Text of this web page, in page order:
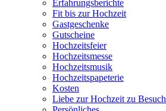
Erfahrungsberichte
Fit bis zur Hochzeit
Gastgeschenke
Gutscheine
Hochzeitsfeier
Hochzeitsmesse
Hochzeitsmusik
Hochzeitspapeterie
Kosten
Liebe zur Hochzeit zu Besuch